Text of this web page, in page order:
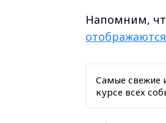
Напомним,
Самые свежие
курсе всех